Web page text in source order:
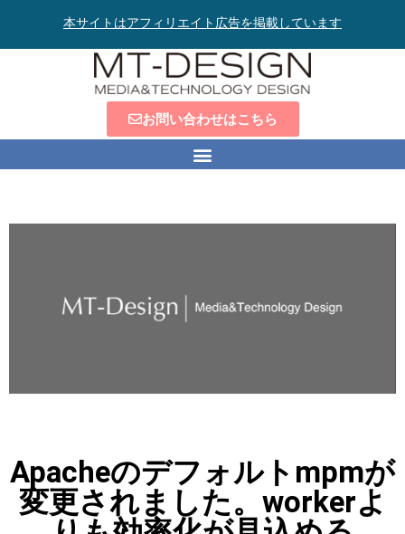
本サイトはアフィリエイト広告を掲載しています
お問い合わせはこちら
Apacheのデフォルトmpmが
変更されました。workerよ